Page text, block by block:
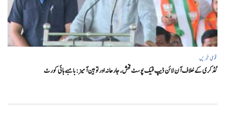
قومی خبریں
گڈکری کے خلاف آن لائن ڈیپ فیک پوسٹ فحش، جارحانہ اور توہین آمیز:بامبے ہائی کورٹ